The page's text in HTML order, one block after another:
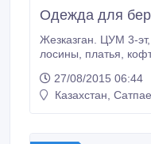
Одежда для
Жезказган. ЦУМ 3-эт, бутик №25. Джинсы, брюки,
лосины, платья,
27/08/2015 06:44
Казахстан,